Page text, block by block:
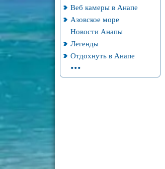
Веб камеры в Анапе
Азовское море
Новости Анапы
Легенды
Отдохнуть в Анапе
...